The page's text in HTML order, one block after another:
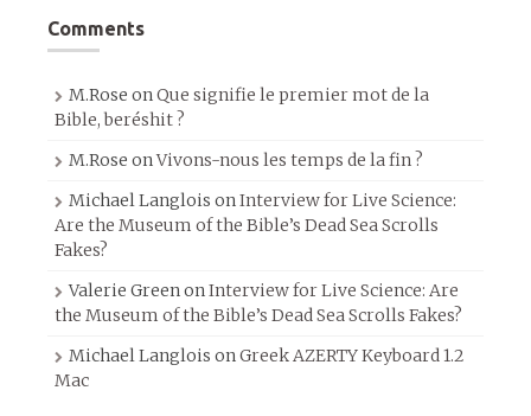
Comments
M.Rose onQue signifie le premier mot de la
Bible, beréshit ?
M.Rose onVivons-nous les temps de la fin ?
Michael Langlois onInterview for Live Science:
Are the Museum of the Bible’s Dead Sea Scrolls
Fakes?
Valerie GreenonInterview for Live Science: Are
the Museum of the Bible’s Dead Sea Scrolls Fakes?
Michael Langlois onGreek AZERTY Keyboard 1.2
Mac